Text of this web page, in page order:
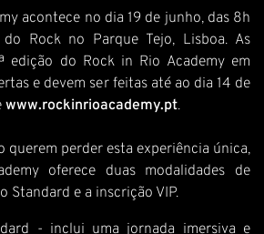
acontece no dia 19 de junho, das 8h
Rock no Parque Tejo, Lisboa. As
edição do Rock in Rio Academy em
e devem ser feitas até ao dia 14 de
www.rockinrioacademy.pt.
querem perder esta experiência única,
oferece duas modalidades de
Standard e a inscrição VIP.
- inclui uma jornada imersiva e